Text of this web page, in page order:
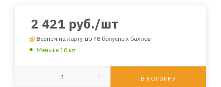
2 421 руб./шт
Вернем на карту до 48 бонусных баллов
Меньше 10 шт
В КОРЗИНУ